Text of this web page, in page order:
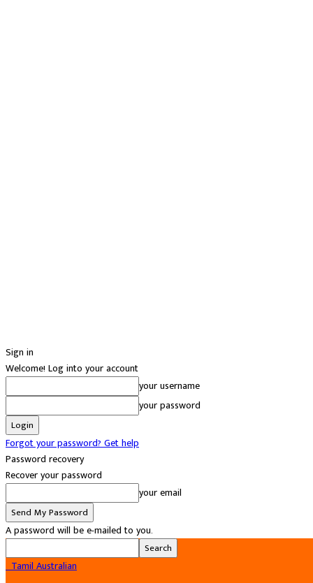
Sign in
Welcome! Log into your account
your username
your password
Forgot your password? Get help
Password recovery
Recover your password
your email
A password will be e-mailed to you.
Tamil Australian